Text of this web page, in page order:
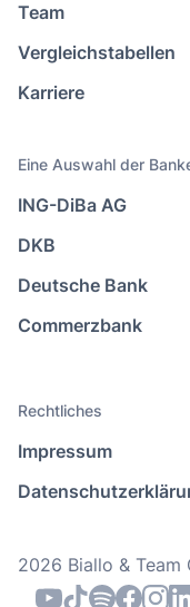
Team
Vergleichstabellen
Karriere
Eine Auswahl der
ING-DiBa AG
DKB
Deutsche Bank
Commerzbank
Rechtliches
Impressum
2026 Biallo & Team